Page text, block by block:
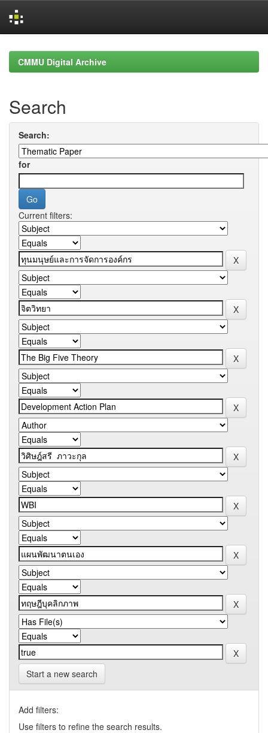
navigationCMMU Digital Archive
Search
Search:
for
Current filters:
Start a new search
Add filters:
Use filters to refine the search results.